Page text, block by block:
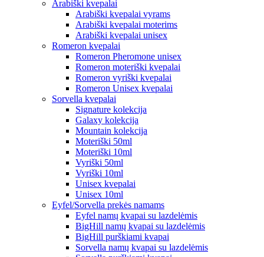
Arabiški kvepalai
Arabiški kvepalai vyrams
Arabiški kvepalai moterims
Arabiški kvepalai unisex
Romeron kvepalai
Romeron Pheromone unisex
Romeron moteriški kvepalai
Romeron vyriški kvepalai
Romeron Unisex kvepalai
Sorvella kvepalai
Signature kolekcija
Galaxy kolekcija
Mountain kolekcija
Moteriški 50ml
Moteriški 10ml
Vyriški 50ml
Vyriški 10ml
Unisex kvepalai
Unisex 10ml
Eyfel/Sorvella prekės namams
Eyfel namų kvapai su lazdelėmis
BigHill namų kvapai su lazdelėmis
BigHill purškiami kvapai
Sorvella namų kvapai su lazdelėmis